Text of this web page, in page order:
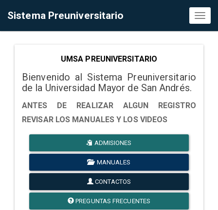
Sistema Preuniversitario
UMSA PREUNIVERSITARIO
Bienvenido al Sistema Preuniversitario
de la Universidad Mayor de San Andrés.
ANTES DE REALIZAR ALGUN REGISTRO
REVISAR LOS MANUALES Y LOS VIDEOS
ADMISIONES
MANUALES
CONTACTOS
PREGUNTAS FRECUENTES